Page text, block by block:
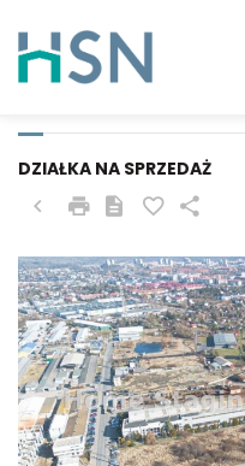
DOBRA
MIERZYN
DZIAŁKA NA SPRZEDAŻ